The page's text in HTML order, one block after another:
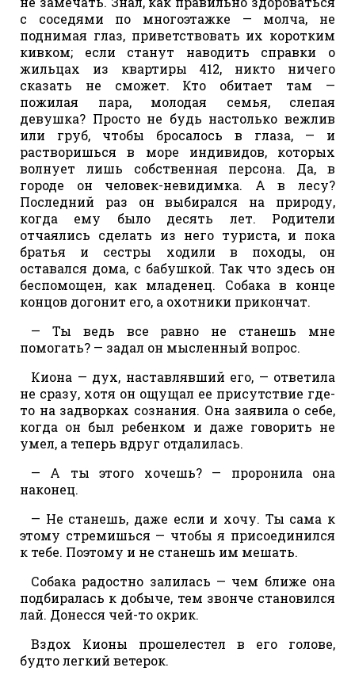
с соседями по многоэтажке — молча, не
поднимая глаз, приветствовать их коротким
кивком; если станут наводить справки о
жильцах из квартиры 412, никто ничего
сказать не сможет. Кто обитает там —
пожилая пара, молодая семья, слепая
девушка? Просто не будь настолько вежлив
или груб, чтобы бросалось в глаза, — и
растворишься в море индивидов, которых
волнует лишь собственная персона. Да, в
городе он человек-невидимка. А в лесу?
Последний раз он выбирался на природу,
когда ему было десять лет. Родители
отчаялись сделать из него туриста, и пока
братья и сестры ходили в походы, он
оставался дома, с бабушкой. Так что здесь он
беспомощен, как младенец. Собака в конце
концов догонит его, а охотники прикончат.
— Ты ведь все равно не станешь мне
помогать? — задал он мысленный вопрос.
Киона — дух, наставлявший его, — ответила
не сразу, хотя он ощущал ее присутствие где-
то на задворках сознания. Она заявила о себе,
когда он был ребенком и даже говорить не
умел, а теперь вдруг отдалилась.
— А ты этого хочешь? — проронила она
наконец.
— Не станешь, даже если и хочу. Ты сама к
этому стремишься — чтобы я присоединился
к тебе. Поэтому и не станешь им мешать.
Собака радостно залилась — чем ближе она
подбиралась к добыче, тем звонче становился
лай. Донесся чей-то окрик.
Вздох Кионы прошелестел в его голове,
будто легкий ветерок.